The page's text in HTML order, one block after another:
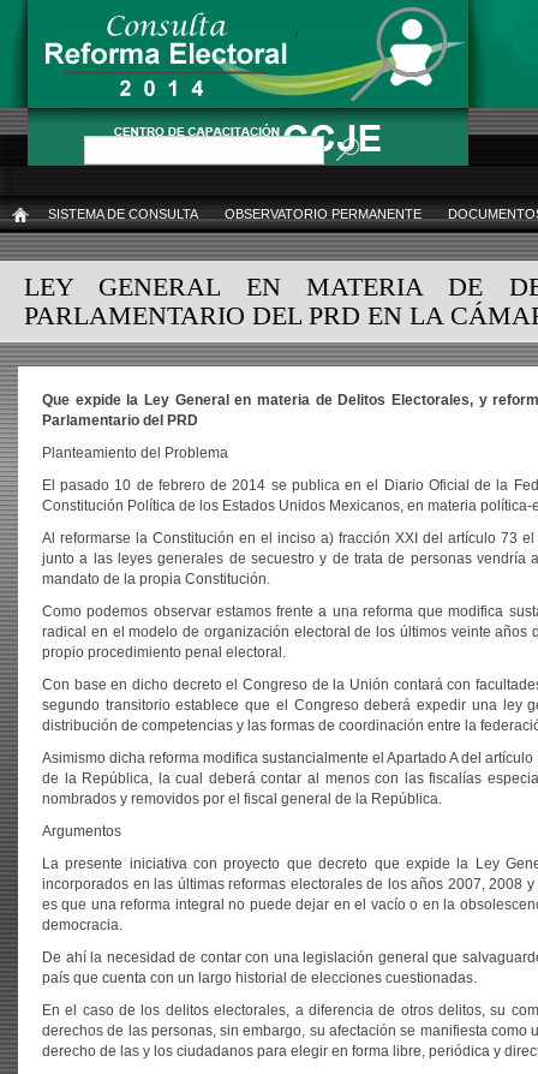
contenido
SISTEMA DE CONSULTA OBSERVATORIO PERMANENTE
LEY GENERAL EN MATERIA DE
PARLAMENTARIO DEL PRD EN LA
Que expide la Ley General en materia de Delitos Electorales, y
Parlamentario del PRD
Planteamiento del Problema
El pasado 10 de febrero de 2014 se publica en el Diario Oficial de la
Constitución Política de los Estados Unidos Mexicanos, en materia política-
Al reformarse la Constitución en el inciso a) fracción XXI del artículo 73
junto a las leyes generales de secuestro y de trata de personas
mandato de la propia Constitución.
Como podemos observar estamos frente a una reforma que modifica
radical en el modelo de organización electoral de los últimos veinte
propio procedimiento penal electoral.
Con base en dicho decreto el Congreso de la Unión contará con
segundo transitorio establece que el Congreso deberá expedir una ley
distribución de competencias y las formas de coordinación entre la
Asimismo dicha reforma modifica sustancialmente el Apartado A del
de la República, la cual deberá contar al menos con las fiscalías
nombrados y removidos por el fiscal general de la República.
Argumentos
La presente iniciativa con proyecto que decreto que expide la Ley
incorporados en las últimas reformas electorales de los años 2007, 2008
es que una reforma integral no puede dejar en el vacío o en la
democracia.
De ahí la necesidad de contar con una legislación general que
país que cuenta con un largo historial de elecciones cuestionadas.
En el caso de los delitos electorales, a diferencia de otros delitos, su
derechos de las personas, sin embargo, su afectación se manifiesta
derecho de las y los ciudadanos para elegir en forma libre, periódica y